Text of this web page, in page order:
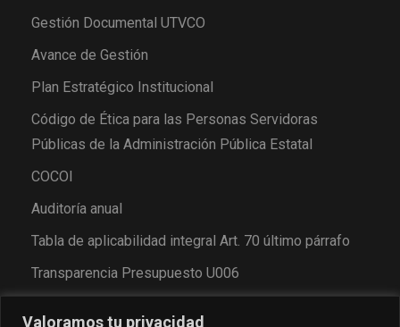
Valoramos tu privacidad
Gestión Documental UTVCO
Avance de Gestión
Plan Estratégico Institucional
Código de Ética para las Personas Servidoras
Públicas de la Administración Pública Estatal
COCOI
Auditoría anual
Tabla de aplicabilidad integral Art. 70 último párrafo
Transparencia Presupuesto U006